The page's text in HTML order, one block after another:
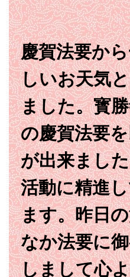
慶賀法要か
しいお天気
ました。寳
の慶賀法要
が出来まし
活動に精進
ます。昨日
なか法要に
しまして心